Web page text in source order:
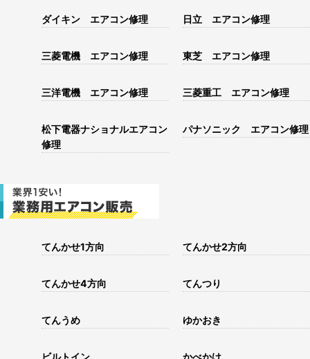
ダイキン エアコン修理 日立 エアコン修理
三菱電機 エアコン修理 東芝 エアコン修理
三洋電機 エアコン修理 三菱重工 エアコン修理
松下電器ナショナルエアコン
修理
パナソニック エアコン修理
てんかせ1方向 てんかせ2方向
てんかせ4方向 てんつり
てんうめ ゆかおき
ビルトイン かべかけ